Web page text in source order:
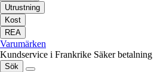
Utrustning
Kost
REA
Varumärken
Kundservice i Frankrike Säker betalning
Sök